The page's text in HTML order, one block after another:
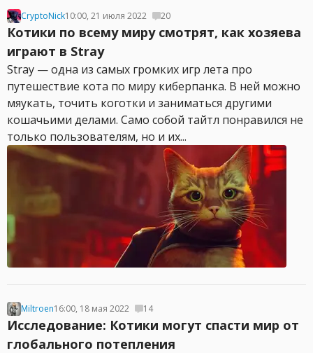
CryptoNick10:00, 21 июля 2022 20
Котики по всему миру смотрят, как хозяева
играют в Stray
Stray — одна из самых громких игр лета про
путешествие кота по миру киберпанка. В ней можно
мяукать, точить коготки и заниматься другими
кошачьими делами. Само собой тайтл понравился не
только пользователям, но и их...
Miltroen16:00, 18 мая 2022 14
Исследование: Котики могут спасти мир от
глобального потепления